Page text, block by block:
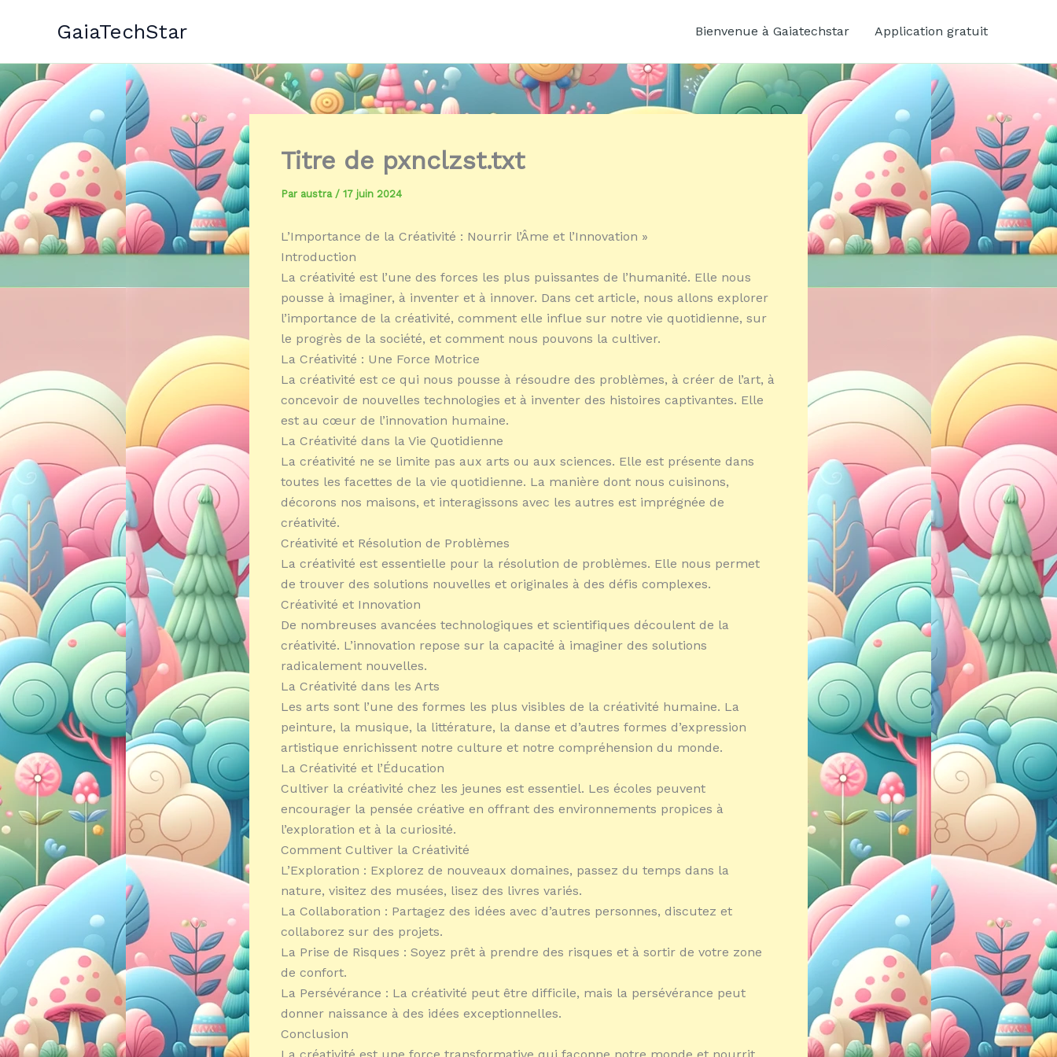
GaiaTechStar Bienvenue à Gaiatechstar Application gratuit
Titre de pxnclzst.txt
Par austra / 17 juin 2024
L’Importance de la Créativité : Nourrir l’Âme et l’Innovation »
Introduction
La créativité est l’une des forces les plus puissantes de l’humanité. Elle nous
pousse à imaginer, à inventer et à innover. Dans cet article, nous allons explorer
l’importance de la créativité, comment elle influe sur notre vie quotidienne, sur
le progrès de la société, et comment nous pouvons la cultiver.
La Créativité : Une Force Motrice
La créativité est ce qui nous pousse à résoudre des problèmes, à créer de l’art, à
concevoir de nouvelles technologies et à inventer des histoires captivantes. Elle
est au cœur de l’innovation humaine.
La Créativité dans la Vie Quotidienne
La créativité ne se limite pas aux arts ou aux sciences. Elle est présente dans
toutes les facettes de la vie quotidienne. La manière dont nous cuisinons,
décorons nos maisons, et interagissons avec les autres est imprégnée de
créativité.
Créativité et Résolution de Problèmes
La créativité est essentielle pour la résolution de problèmes. Elle nous permet
de trouver des solutions nouvelles et originales à des défis complexes.
Créativité et Innovation
De nombreuses avancées technologiques et scientifiques découlent de la
créativité. L’innovation repose sur la capacité à imaginer des solutions
radicalement nouvelles.
La Créativité dans les Arts
Les arts sont l’une des formes les plus visibles de la créativité humaine. La
peinture, la musique, la littérature, la danse et d’autres formes d’expression
artistique enrichissent notre culture et notre compréhension du monde.
La Créativité et l’Éducation
Cultiver la créativité chez les jeunes est essentiel. Les écoles peuvent
encourager la pensée créative en offrant des environnements propices à
l’exploration et à la curiosité.
Comment Cultiver la Créativité
L’Exploration : Explorez de nouveaux domaines, passez du temps dans la
nature, visitez des musées, lisez des livres variés.
La Collaboration : Partagez des idées avec d’autres personnes, discutez et
collaborez sur des projets.
La Prise de Risques : Soyez prêt à prendre des risques et à sortir de votre zone
de confort.
La Persévérance : La créativité peut être difficile, mais la persévérance peut
donner naissance à des idées exceptionnelles.
Conclusion